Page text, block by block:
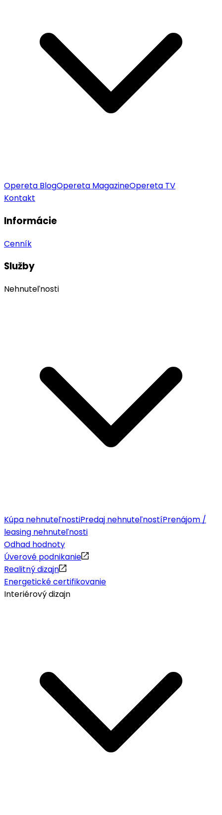
Opereta BlogOpereta MagazineOpereta TV
Kontakt
Informácie
Cenník
Služby
Nehnuteľnosti
Kúpa nehnuteľnostiPredaj nehnuteľnostíPrenájom /
leasing nehnuteľnosti
Odhad hodnoty
Úverové podnikanie
Realitný dizajn
Energetické certifikovanie
Interiérový dizajn